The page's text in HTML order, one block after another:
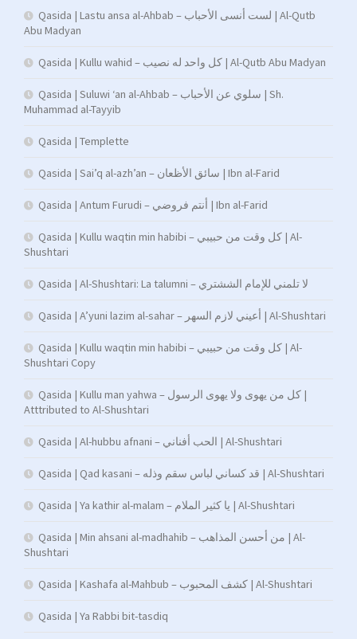
Qasida | Lastu ansa al-Ahbab – لست أنسى الأحباب | Al-Qutb
Abu Madyan
Qasida | Kullu wahid – كل واحد له نصيب | Al-Qutb Abu Madyan
Qasida | Suluwi ‘an al-Ahbab – سلوي عن الأحباب | Sh.
Muhammad al-Tayyib
Qasida | Templette
Qasida | Sai’q al-azh’an – سائق الأظعان | Ibn al-Farid
Qasida | Antum Furudi – أنتم فروضي | Ibn al-Farid
Qasida | Kullu waqtin min habibi – كل وقت من حبيبي | Al-
Shushtari
Qasida | Al-Shushtari: La talumni – لا تلمني للإمام الششتري
Qasida | A’yuni lazim al-sahar – أعيني لازم السهر | Al-Shushtari
Qasida | Kullu waqtin min habibi – كل وقت من حبيبي | Al-
Shushtari Copy
Qasida | Kullu man yahwa – كل من يهوى ولا يهوى الرسول |
Atttributed to Al-Shushtari
Qasida | Al-hubbu afnani – الحب أفناني | Al-Shushtari
Qasida | Qad kasani – قد كساني لباس سقم وذله | Al-Shushtari
Qasida | Ya kathir al-malam – يا كثير الملام | Al-Shushtari
Qasida | Min ahsani al-madhahib – من أحسن المذاهب | Al-
Shushtari
Qasida | Kashafa al-Mahbub – كشف المحبوب | Al-Shushtari
Qasida | Ya Rabbi bit-tasdiq